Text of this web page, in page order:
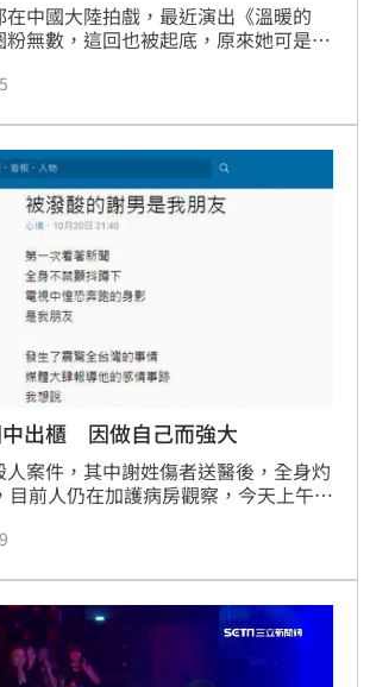
中國大陸拍戲，最近演出《溫暖的
無數，這回也被起底，原來她可是中
棄學業，曾經淡出演藝圈1年，花5年
中出櫃 因做自己而強大
案件，其中謝姓傷者送醫後，全身灼
目前人仍在加護病房觀察，今天上午預
油。其中在一名自稱謝男同學的網友
做自己而強大」。